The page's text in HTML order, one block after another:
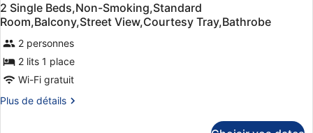
2 Single Beds,Non-Smoking,Standard
Room,Balcony,Street View,Courtesy Tray,Bathrobe
2 personnes
2 lits 1 place
Wi-Fi gratuit
Plus de détails
Plus